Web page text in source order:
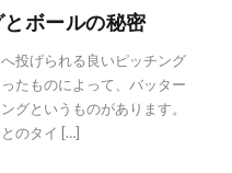
ボールの秘密
投げられる良いピッチング
たものによって、バッター
グというものがあります。
のタイ […]